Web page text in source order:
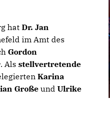
hat Dr. Jan
im Amt des
Gordon
. Als stellvertretende
Karina
Großeund Ulrike